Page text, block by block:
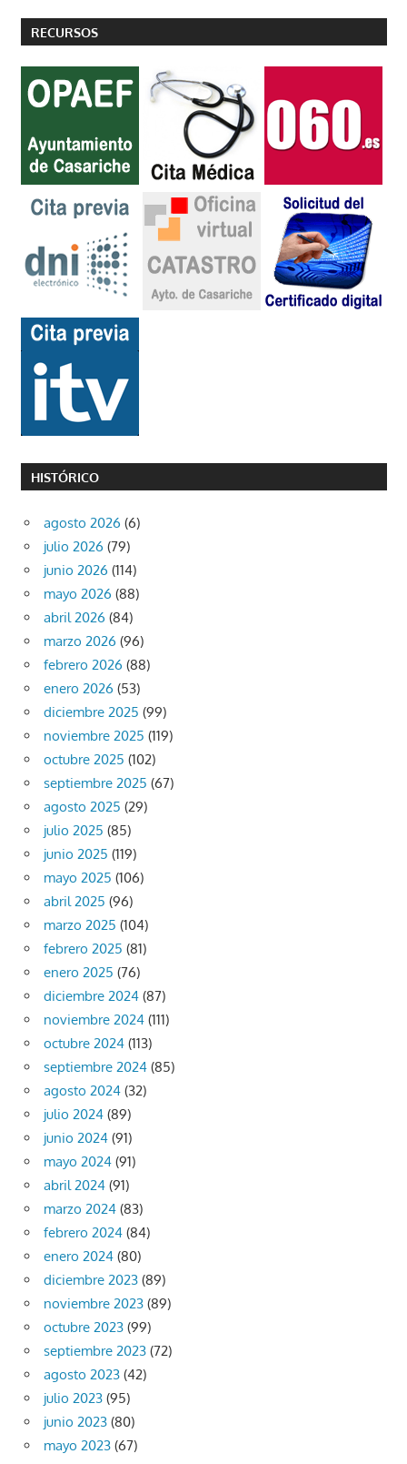
RECURSOS
HISTÓRICO
agosto 2026 (6)
julio 2026 (79)
junio 2026 (114)
mayo 2026 (88)
abril 2026 (84)
marzo 2026 (96)
febrero 2026 (88)
enero 2026 (53)
diciembre 2025 (99)
noviembre 2025 (119)
octubre 2025 (102)
septiembre 2025 (67)
agosto 2025 (29)
julio 2025 (85)
junio 2025 (119)
mayo 2025 (106)
abril 2025 (96)
marzo 2025 (104)
febrero 2025 (81)
enero 2025 (76)
diciembre 2024 (87)
noviembre 2024 (111)
octubre 2024 (113)
septiembre 2024 (85)
agosto 2024 (32)
julio 2024 (89)
junio 2024 (91)
mayo 2024 (91)
abril 2024 (91)
marzo 2024 (83)
febrero 2024 (84)
enero 2024 (80)
diciembre 2023 (89)
noviembre 2023 (89)
octubre 2023 (99)
septiembre 2023 (72)
agosto 2023 (42)
julio 2023 (95)
junio 2023 (80)
mayo 2023 (67)